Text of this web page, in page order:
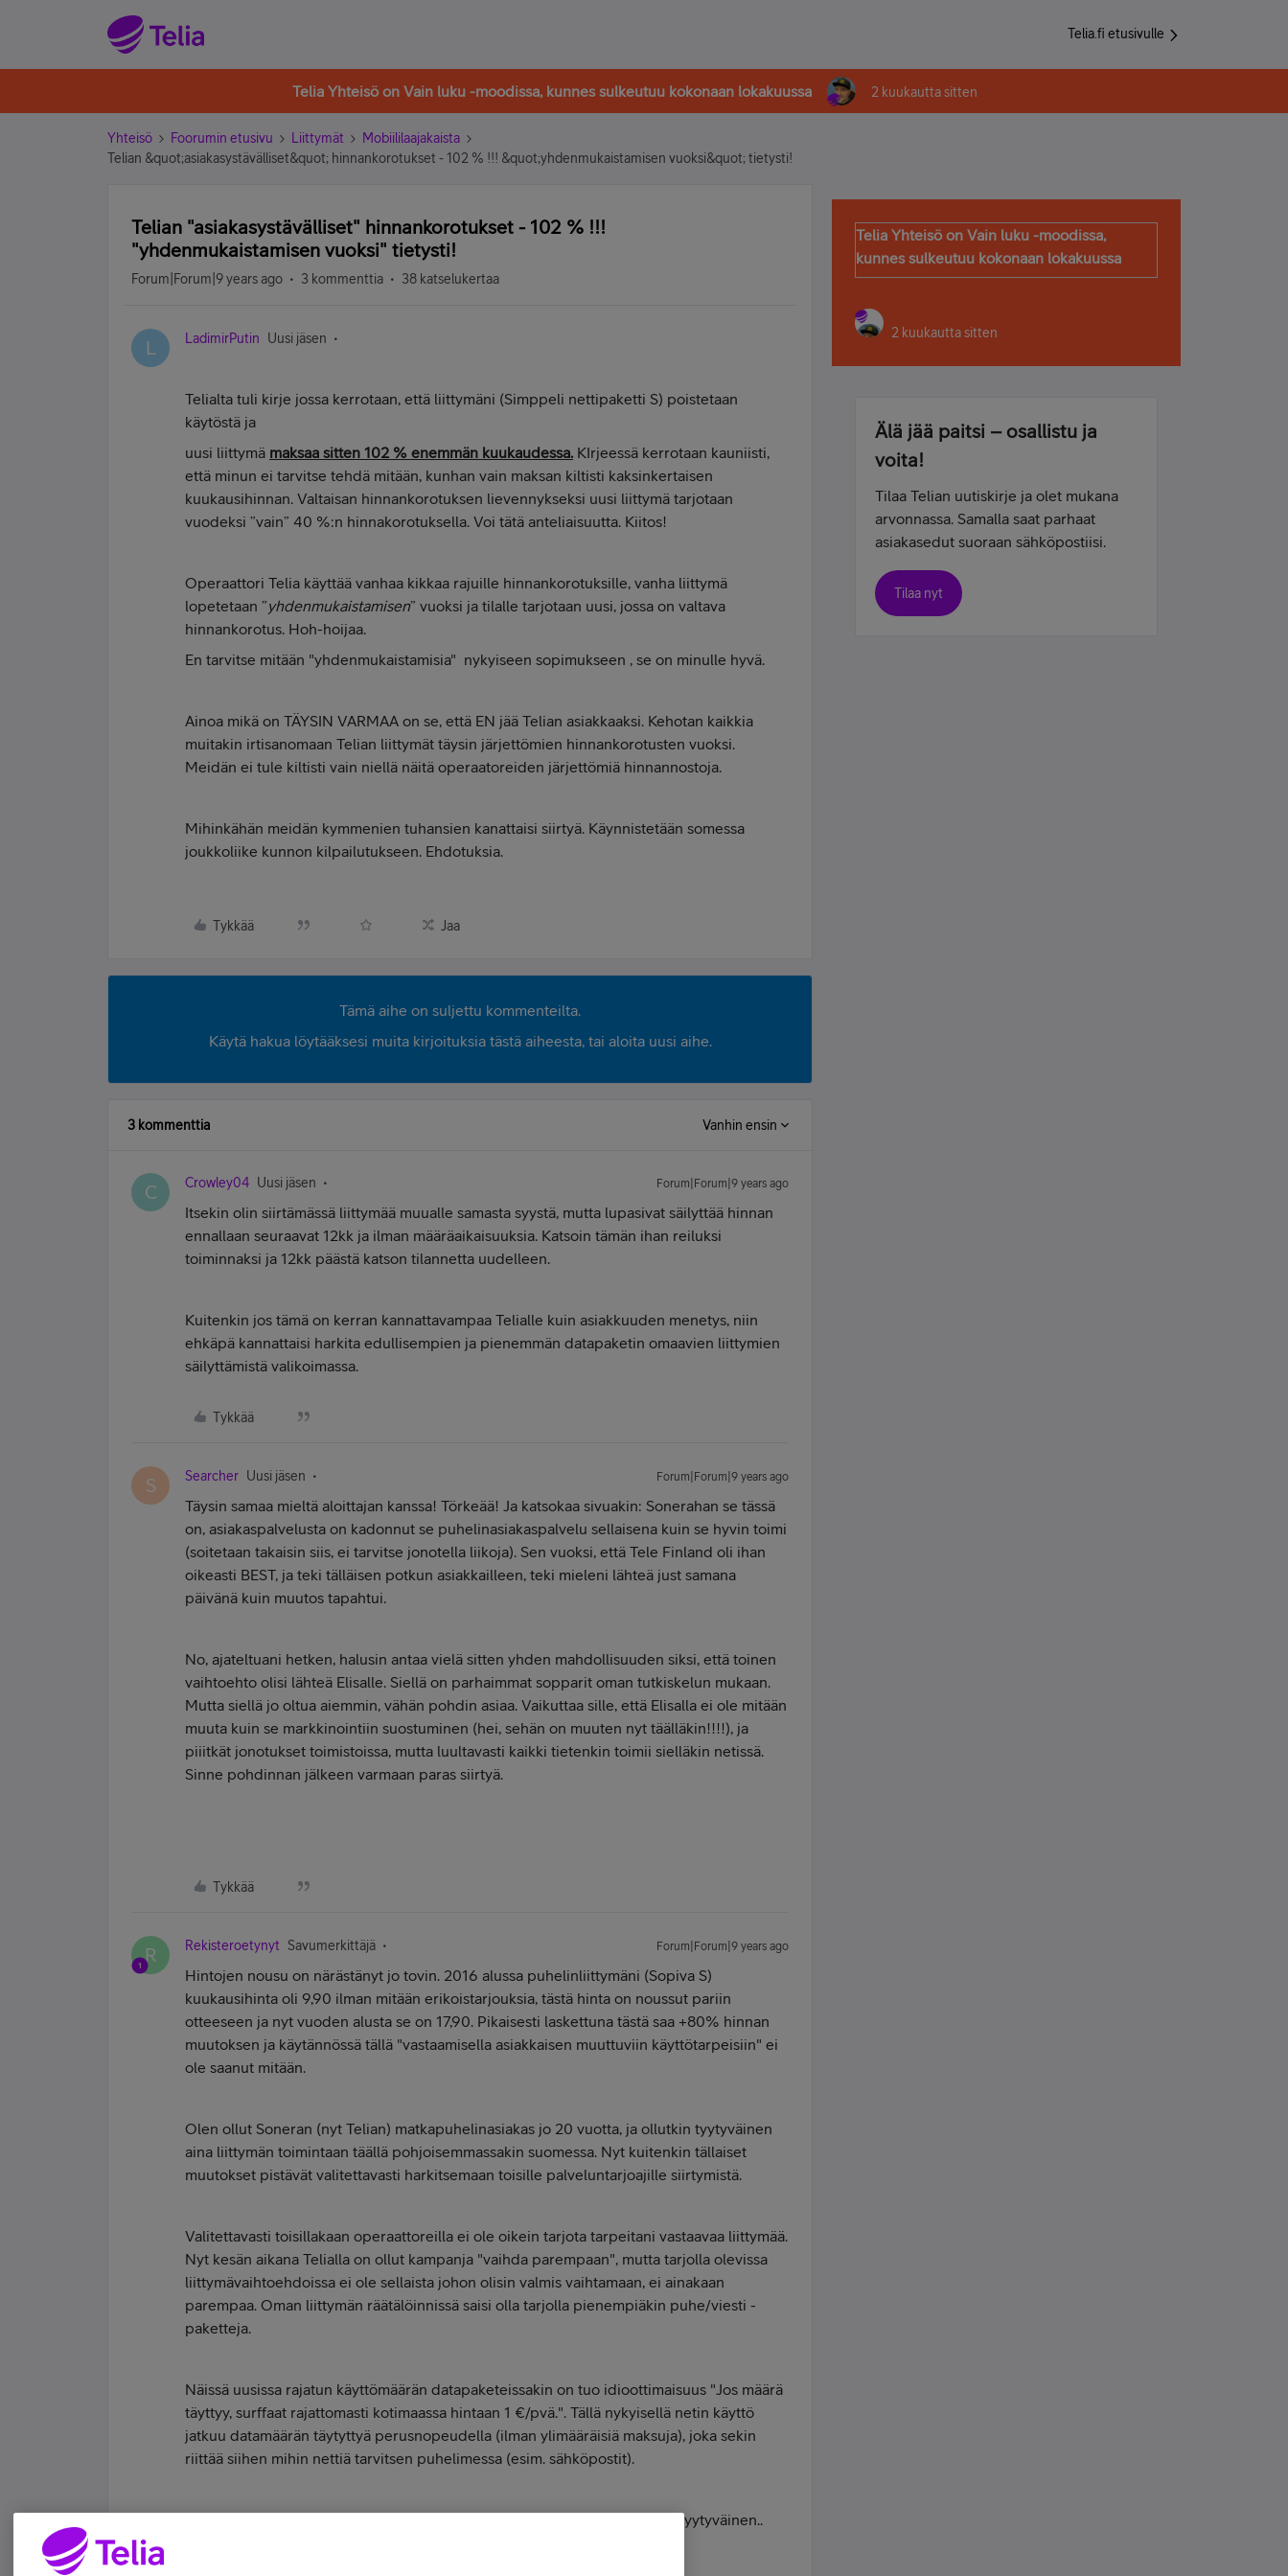
Telia.fi etusivulle
Telia Yhteisö on Vain luku -moodissa, kunnes sulkeutuu kokonaan lokakuussa 2 kuukautta sitten
Yhteisö Foorumin etusivu Liittymät
Mobiililaajakaista
Telian &quot;asiakasystävälliset&quot; hinnankorotukset - 102 % !!! &quot;yhdenmukaistamisen vuoksi&quot; tietysti!
Telian "asiakasystävälliset" hinnankorotukset - 102 % !!!
"yhdenmukaistamisen vuoksi" tietysti!
Forum|Forum|9 years ago 3 kommenttia 38 katselukertaa
L LadimirPutin Uusi jäsen
Telialta tuli kirje jossa kerrotaan, että liittymäni (Simppeli nettipaketti S) poistetaan
käytöstä ja
uusi liittymä maksaa sitten 102 % enemmän kuukaudessa. KIrjeessä kerrotaan kauniisti,
että minun ei tarvitse tehdä mitään, kunhan vain maksan kiltisti kaksinkertaisen
kuukausihinnan. Valtaisan hinnankorotuksen lievennykseksi uusi liittymä tarjotaan
vuodeksi ”vain” 40 %:n hinnakorotuksella. Voi tätä anteliaisuutta. Kiitos!
Operaattori Telia käyttää vanhaa kikkaa rajuille hinnankorotuksille, vanha liittymä
lopetetaan ”yhdenmukaistamisen” vuoksi ja tilalle tarjotaan uusi, jossa on valtava
hinnankorotus. Hoh-hoijaa.
En tarvitse mitään "yhdenmukaistamisia" nykyiseen sopimukseen , se on minulle hyvä.
Ainoa mikä on TÄYSIN VARMAA on se, että EN jää Telian asiakkaaksi. Kehotan kaikkia
muitakin irtisanomaan Telian liittymät täysin järjettömien hinnankorotusten vuoksi.
Meidän ei tule kiltisti vain niellä näitä operaatoreiden järjettömiä hinnannostoja.
Mihinkähän meidän kymmenien tuhansien kanattaisi siirtyä. Käynnistetään somessa
joukkoliike kunnon kilpailutukseen. Ehdotuksia.
Tykkää Jaa
Tämä aihe on suljettu kommenteilta.
Käytä hakua löytääksesi muita kirjoituksia tästä aiheesta, tai aloita uusi aihe.
3 kommenttia Vanhin ensin
C Crowley04 Uusi jäsen Forum|Forum|9 years ago
Itsekin olin siirtämässä liittymää muualle samasta syystä, mutta lupasivat säilyttää hinnan
ennallaan seuraavat 12kk ja ilman määräaikaisuuksia. Katsoin tämän ihan reiluksi
toiminnaksi ja 12kk päästä katson tilannetta uudelleen.
Kuitenkin jos tämä on kerran kannattavampaa Telialle kuin asiakkuuden menetys, niin
ehkäpä kannattaisi harkita edullisempien ja pienemmän datapaketin omaavien liittymien
säilyttämistä valikoimassa.
Tykkää
S Searcher Uusi jäsen Forum|Forum|9 years ago
Täysin samaa mieltä aloittajan kanssa! Törkeää! Ja katsokaa sivuakin: Sonerahan se tässä
on, asiakaspalvelusta on kadonnut se puhelinasiakaspalvelu sellaisena kuin se hyvin toimi
(soitetaan takaisin siis, ei tarvitse jonotella liikoja). Sen vuoksi, että Tele Finland oli ihan
oikeasti BEST, ja teki tälläisen potkun asiakkailleen, teki mieleni lähteä just samana
päivänä kuin muutos tapahtui.
No, ajateltuani hetken, halusin antaa vielä sitten yhden mahdollisuuden siksi, että toinen
vaihtoehto olisi lähteä Elisalle. Siellä on parhaimmat sopparit oman tutkiskelun mukaan.
Mutta siellä jo oltua aiemmin, vähän pohdin asiaa. Vaikuttaa sille, että Elisalla ei ole mitään
muuta kuin se markkinointiin suostuminen (hei, sehän on muuten nyt täälläkin!!!!), ja
piiitkät jonotukset toimistoissa, mutta luultavasti kaikki tietenkin toimii sielläkin netissä.
Sinne pohdinnan jälkeen varmaan paras siirtyä.
Tykkää
R Rekisteroetynyt Savumerkittäjä Forum|Forum|9 years ago
Hintojen nousu on närästänyt jo tovin. 2016 alussa puhelinliittymäni (Sopiva S)
kuukausihinta oli 9,90 ilman mitään erikoistarjouksia, tästä hinta on noussut pariin
otteeseen ja nyt vuoden alusta se on 17,90. Pikaisesti laskettuna tästä saa +80% hinnan
muutoksen ja käytännössä tällä "vastaamisella asiakkaisen muuttuviin käyttötarpeisiin" ei
ole saanut mitään.
Olen ollut Soneran (nyt Telian) matkapuhelinasiakas jo 20 vuotta, ja ollutkin tyytyväinen
aina liittymän toimintaan täällä pohjoisemmassakin suomessa. Nyt kuitenkin tällaiset
muutokset pistävät valitettavasti harkitsemaan toisille palveluntarjoajille siirtymistä.
Valitettavasti toisillakaan operaattoreilla ei ole oikein tarjota tarpeitani vastaavaa liittymää.
Nyt kesän aikana Telialla on ollut kampanja "vaihda parempaan", mutta tarjolla olevissa
liittymävaihtoehdoissa ei ole sellaista johon olisin valmis vaihtamaan, ei ainakaan
parempaa. Oman liittymän räätälöinnissä saisi olla tarjolla pienempiäkin puhe/viesti -
paketteja.
Näissä uusissa rajatun käyttömäärän datapaketeissakin on tuo idioottimaisuus "Jos määrä
täyttyy, surffaat rajattomasti kotimaassa hintaan 1 €/pvä.". Tällä nykyisellä netin käyttö
jatkuu datamäärän täytyttyä perusnopeudella (ilman ylimääräisiä maksuja), joka sekin
riittää siihen mihin nettiä tarvitsen puhelimessa (esim. sähköpostit).
Toivottavasti jossain vaiheessa löytyisi liittymä johon voisi sanoa olevansa tyytyväinen..
Telia Yhteisö on Vain luku -moodissa,
kunnes sulkeutuu kokonaan lokakuussa
2 kuukautta sitten
Älä jää paitsi – osallistu ja
voita!
Tilaa Telian uutiskirje ja olet mukana
arvonnassa. Samalla saat parhaat
asiakasedut suoraan sähköpostiisi.
Tilaa nyt